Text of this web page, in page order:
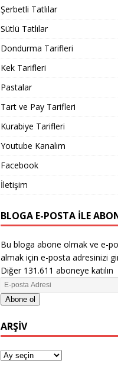
Şerbetli Tatlılar
Sütlü Tatlılar
Dondurma Tarifleri
Kek Tarifleri
Pastalar
Tart ve Pay Tarifleri
Kurabiye Tarifleri
Youtube Kanalım
Facebook
İletişim
BLOGA E-POSTA ILE
Bu bloga abone olmak ve e-
almak için e-posta adresinizi
Diğer 131.611 aboneye katılın
Abone ol
ARŞIV